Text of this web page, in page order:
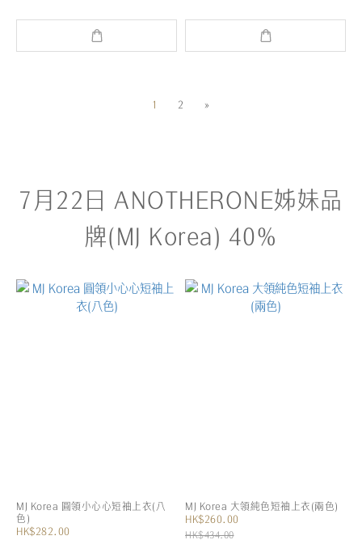
1 2 »
7月22日 ANOTHERONE姊妹品
牌(MJ Korea) 40%
MJ Korea 圓領小心心短袖上衣(八
色)
HK$282.00
MJ Korea 大領純色短袖上衣(兩色)
HK$260.00
HK$434.00